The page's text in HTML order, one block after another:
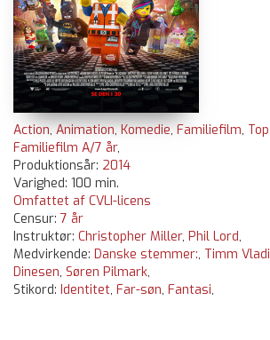
Action,Animation,Komedie, Familiefilm,
Familiefilm A/7 år,
Produktionsår: 2014
Varighed: 100 min.
Omfattet af CVLI-licens
Censur: 7 år
Instruktør: Christopher Miller, Phil Lord,
Medvirkende: Danske stemmer:, Timm
Dinesen, Søren Pilmark,
Stikord: Identitet, Far-søn, Fantasi,